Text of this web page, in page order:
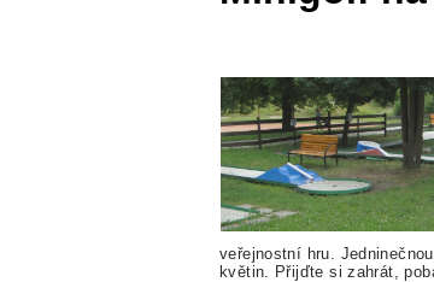
veřejnostní hru.
květin. Přijďte si zahrát,